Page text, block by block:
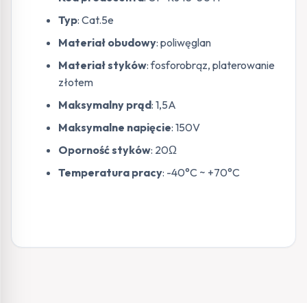
Typ: Cat.5e
Materiał obudowy: poliwęglan
Materiał styków: fosforobrąz, platerowanie
złotem
Maksymalny prąd: 1,5A
Maksymalne napięcie: 150V
Oporność styków: 20Ω
Temperatura pracy: -40°C ~ +70°C